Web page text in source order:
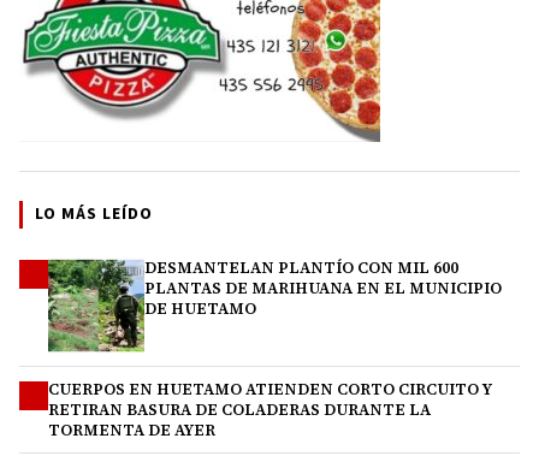
LO MÁS LEÍDO
DESMANTELAN PLANTÍO CON MIL 600
PLANTAS DE MARIHUANA EN EL MUNICIPIO
DE HUETAMO
CUERPOS EN HUETAMO ATIENDEN CORTO CIRCUITO Y
RETIRAN BASURA DE COLADERAS DURANTE LA
TORMENTA DE AYER